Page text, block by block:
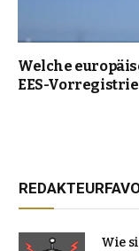
Welche
EES-
Wie